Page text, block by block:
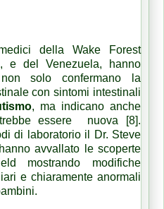
della Wake Forest
e del Venezuela, hanno
solo confermano la
con sintomi intestinali
, ma indicano anche
essere nuova [8].
di laboratorio il Dr. Steve
avvallato le scoperte
mostrando modifiche
e chiaramente anormali